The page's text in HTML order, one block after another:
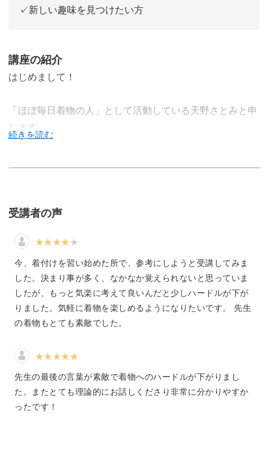
✓新しい趣味を見つけたい方
講座の紹介
はじめまして！
「ほぼ毎日着物の人」として活動している天野さとみと申
します。
ルな場で着る礼装のしかたまで学んでいただける入門講座
「着物って大変そう」というイメージがなくなり、どなた
でも楽しく着付けができるようになりますよ◎
わたしは「忙しない日々の中でいかに楽をして着物を着る
か」ということを追求してきましたので、レッスンではそ
のすべてをお伝えいたします。
いつもしていることを着物を着てするだけで、高揚感に満
受講者の声
今、着付けを習い始めた所で、参考にしようと受講してみま
した。決まり事が多く、なかなか覚えられないと思っていま
したが、もっと気楽に考えて良いんだと少しハードルが下が
りました。気軽に着物を楽しめるようになりたいです。 先生
の着物もとても素敵でした。
先生の最後の言葉が素敵で着物へのハードルが下がりまし
た。またとても理論的にお話しくださり非常に分かりやすか
ったです！